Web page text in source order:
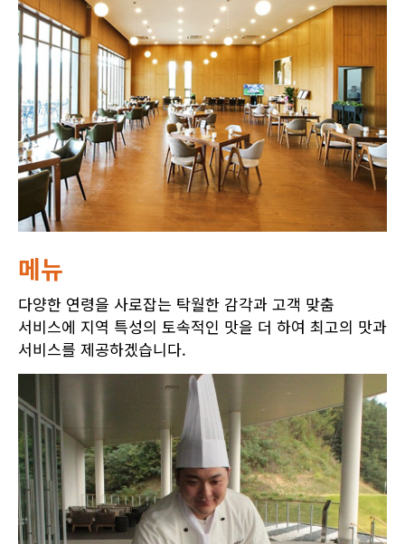
메뉴
다양한 연령을 사로잡는 탁월한 감각과 고객 맞춤
서비스에 지역 특성의 토속적인 맛을 더 하여 최고의 맛과
서비스를 제공하겠습니다.